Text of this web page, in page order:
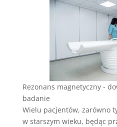
Rezonans‌ ‌magnetyczny‌ ‌-‌
‌badanie‌
Wielu pacjentów, zarówno
w starszym wieku, będąc